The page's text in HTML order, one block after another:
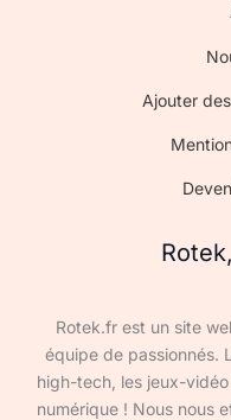
Ajouter
Rotek.fr est un site
équipe de passionnés.
high-tech, les jeux-
numérique ! Nous nous